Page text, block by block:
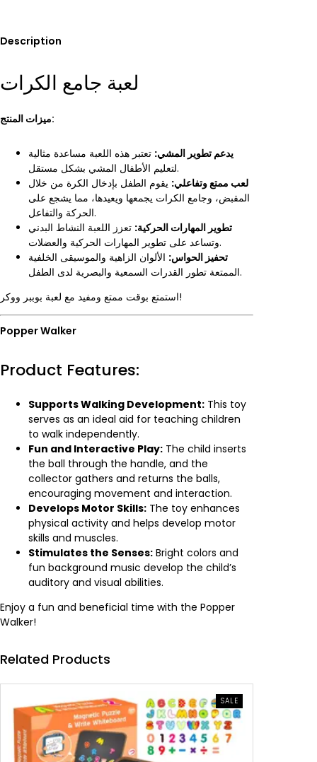
Description
لعبة جامع الكرات
ميزات المنتج:
يدعم تطوير المشي: تعتبر هذه اللعبة مساعدة مثالية
لتعليم الأطفال المشي بشكل مستقل.
لعب ممتع وتفاعلي: يقوم الطفل بإدخال الكرة من خلال
المقبض، وجامع الكرات يجمعها ويعيدها، مما يشجع على
الحركة والتفاعل.
تطوير المهارات الحركية: تعزز اللعبة النشاط البدني
وتساعد على تطوير المهارات الحركية والعضلات.
تحفيز الحواس: الألوان الزاهية والموسيقى الخلفية
الممتعة تطور القدرات السمعية والبصرية لدى الطفل.
استمتع بوقت ممتع ومفيد مع لعبة بوببر ووكر!
Popper Walker
Product Features:
Supports Walking Development: This toy
serves as an ideal aid for teaching children
to walk independently.
Fun and Interactive Play: The child inserts
the ball through the handle, and the
collector gathers and returns the balls,
encouraging movement and interaction.
Develops Motor Skills: The toy enhances
physical activity and helps develop motor
skills and muscles.
Stimulates the Senses: Bright colors and
fun background music develop the child’s
auditory and visual abilities.
Enjoy a fun and beneficial time with the Popper
Walker!
Related Products
SALEPRODUCT
ON
SALE